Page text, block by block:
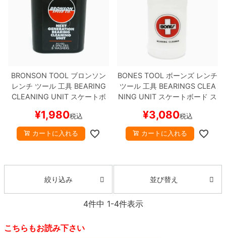
BRONSON TOOL ブロンソン
レンチ ツール 工具BEARING
CLEANING UNITスケートボ
¥1,980税込
カートに入れる
BONES TOOL ボーンズ レンチ
ツール 工具BEARINGS CLEA
NING UNIT スケートボード ス
¥3,080税込
カートに入れる
絞り込み 並び替え
4件中 1-4件表示
こちらもお読み下さい
8.6inch
8.7inch
8.8inch
9.0inch以上
高性能デッキ
8.7inch
8.8inch
8.9inch
70mm
72mm
75mm
メディア（雑誌・DVD・CD）
28.5cm
29.5cm
アンダーウエア
サイズの測り方